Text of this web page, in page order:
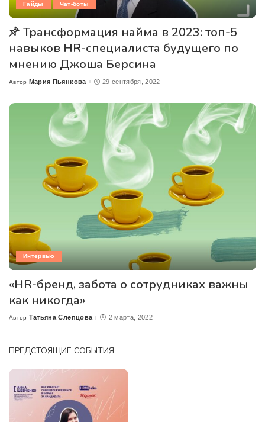
Гайды Чат-боты
Трансформация найма в 2023: топ-5
навыков HR-специалиста будущего по
мнению Джоша Берсина
Posted
Автор Мария Пьянкова 29 сентября, 2022
Интервью
«HR-бренд, забота о сотрудниках важны
как никогда»
Posted
Автор Татьяна Слепцова 2 марта, 2022
ПРЕДСТОЯЩИЕ СОБЫТИЯ